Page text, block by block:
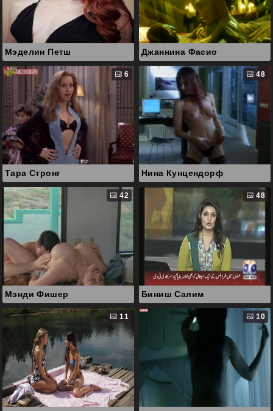
Мэделин Петш Джаннина Фасио
6
Тара Стронг
48
Нина Кунцендорф
42
Мэнди Фишер
48
Биниш Салим
11 10